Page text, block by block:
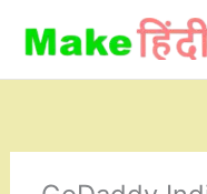
content